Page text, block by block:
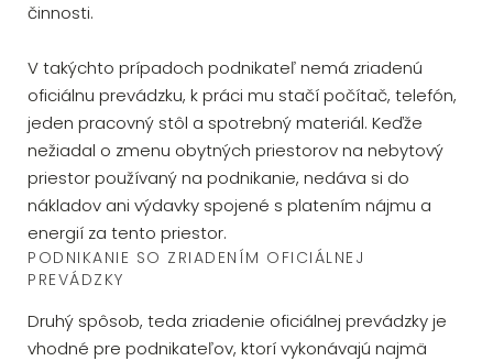
činnosti.
V takýchto prípadoch podnikateľ nemá zriadenú
oficiálnu prevádzku, k práci mu stačí počítač, telefón,
jeden pracovný stôl a spotrebný materiál. Keďže
nežiadal o zmenu obytných priestorov na nebytový
priestor používaný na podnikanie, nedáva si do
nákladov ani výdavky spojené s platením nájmu a
energií za tento priestor.
PODNIKANIE SO ZRIADENÍM OFICIÁLNEJ
PREVÁDZKY
Druhý spôsob, teda zriadenie oficiálnej prevádzky je
vhodné pre podnikateľov, ktorí vykonávajú najmä